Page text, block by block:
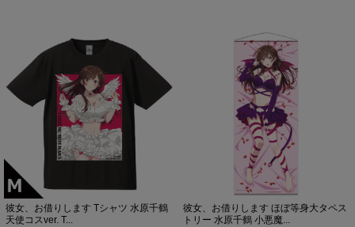
彼女、お借りします Tシャツ 水原千鶴
天使コスver. T...
彼女、お借りします ほぼ等身大タペス
トリー 水原千鶴 小悪魔...